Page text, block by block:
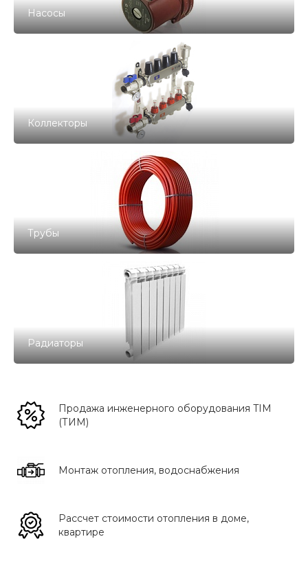
Насосы
Коллекторы
Трубы
Радиаторы
Продажа инженерного оборудования TIM
(ТИМ)
Монтаж отопления, водоснабжения
Рассчет стоимости отопления в доме,
квартире